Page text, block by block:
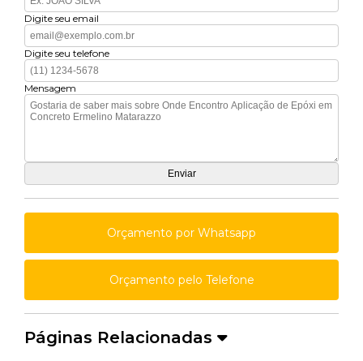
Digite seu email
Digite seu telefone
Mensagem
Orçamento por Whatsapp
Orçamento pelo Telefone
Páginas Relacionadas